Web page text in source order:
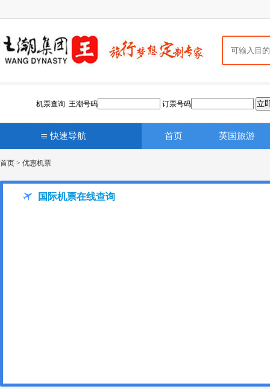
机票查询 王潮号码 订票号码
快速导航 首页 英国旅游
首页 > 优惠机票
国际机票在线查询